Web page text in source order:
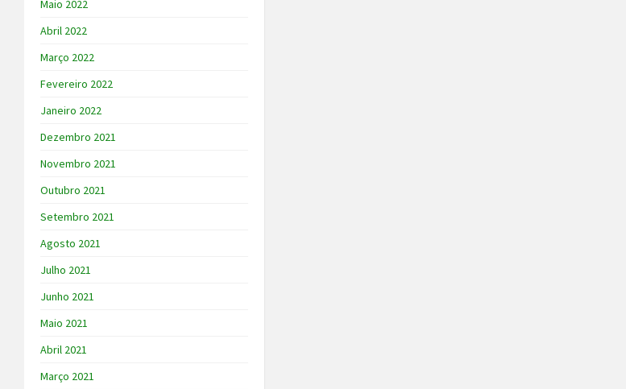
Maio 2022
Abril 2022
Março 2022
Fevereiro 2022
Janeiro 2022
Dezembro 2021
Novembro 2021
Outubro 2021
Setembro 2021
Agosto 2021
Julho 2021
Junho 2021
Maio 2021
Abril 2021
Março 2021